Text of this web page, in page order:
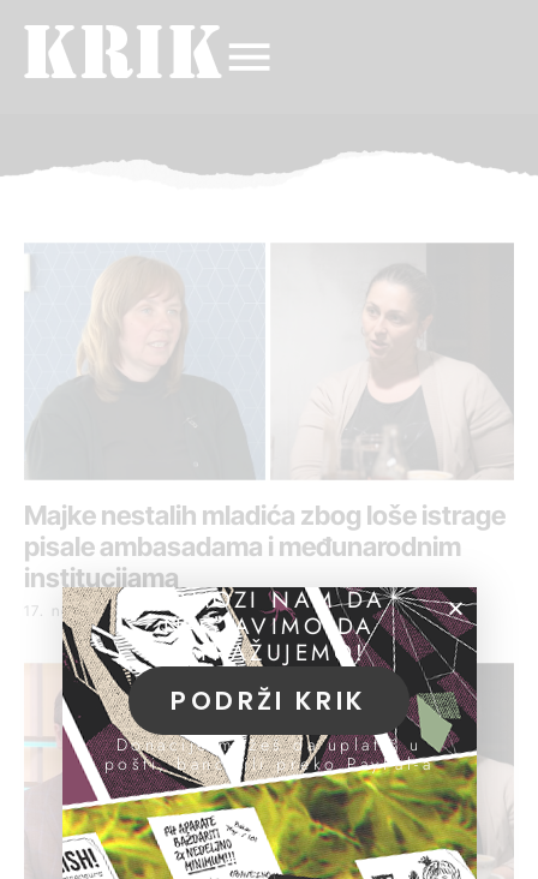
Majke nestalih mladića zbog loše istrage
pisale ambasadama i međunarodnim
institucijama
17. novembar 2021.POMOZI NAM DA
NASTAVIMO DA
ISTRAŽUJEMO!
PODRŽI KRIK
Donacije možeš da uplatiš u
pošti, banci ili preko PayPal-a